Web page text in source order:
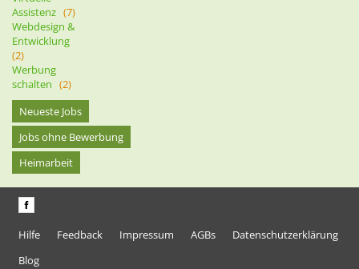
Assistenz (7)
Webdesign &
Entwicklung
(2)
Werbung
schalten (2)
Neueste Jobs
Jobs ohne Bewerbung
Heimarbeit
Hilfe Feedback Impressum AGBs
Datenschutzerklärung
Blog